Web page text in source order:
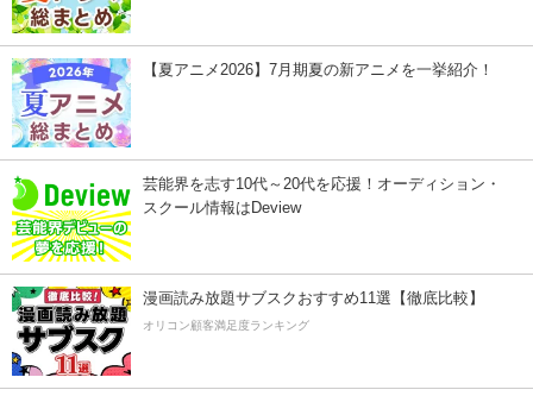
【夏アニメ2026】7月期夏の新アニメを一挙紹介！
芸能界を志す10代～20代を応援！オーディション・
スクール情報はDeview
漫画読み放題サブスクおすすめ11選【徹底比較】
オリコン顧客満足度ランキング